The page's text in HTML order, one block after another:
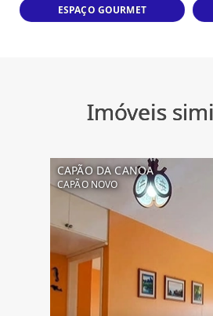
ESPAÇO GOURMET
Imóveis
CAPÃO DA CANOA
CAPÃO NOVO